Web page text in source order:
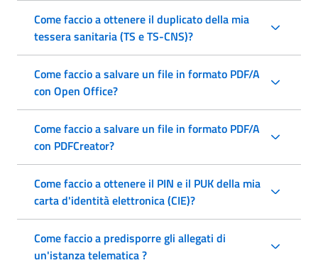
Come faccio a ottenere il duplicato della mia
tessera sanitaria (TS e TS-CNS)?
Come faccio a salvare un file in formato PDF/A
con Open Office?
Come faccio a salvare un file in formato PDF/A
con PDFCreator?
Come faccio a ottenere il PIN e il PUK della mia
carta d'identità elettronica (CIE)?
Come faccio a predisporre gli allegati di
un'istanza telematica ?